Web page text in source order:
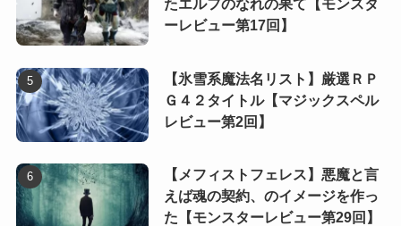
たエルフのなれの果て【モンスタ
ーレビュー第17回】
【氷雪系魔法名リスト】厳選ＲＰ
Ｇ４２タイトル【マジックスペル
レビュー第2回】
【メフィストフェレス】悪魔と言
えば魂の契約、のイメージを作っ
た【モンスターレビュー第29回】